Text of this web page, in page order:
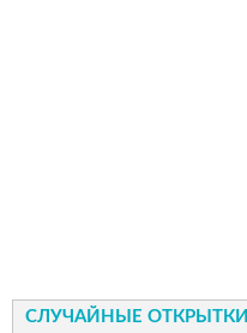
СЛУЧАЙНЫЕ ОТКРЫТКИ